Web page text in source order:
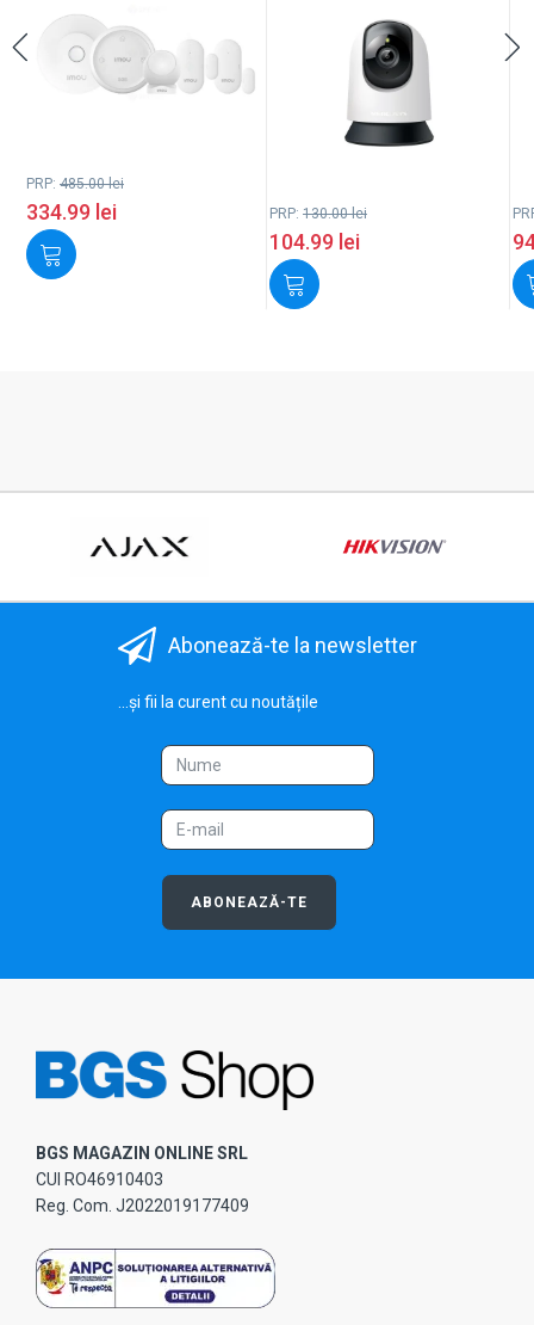
PRP: 485.00lei
334.99 lei PRP: 130.00lei
104.99 lei
Abonează-te la newsletter
...și fii la curent cu noutățile
ABONEAZĂ-TE
BGS MAGAZIN ONLINE SRL
CUI RO46910403
Reg. Com. J2022019177409